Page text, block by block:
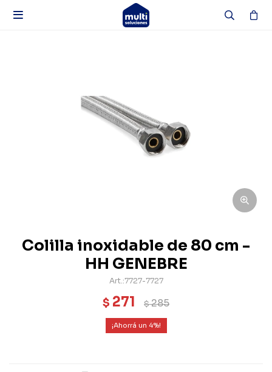

Colilla inoxidable de 80 cm -
HH GENEBRE
7727-7727
$ 271 $285
4